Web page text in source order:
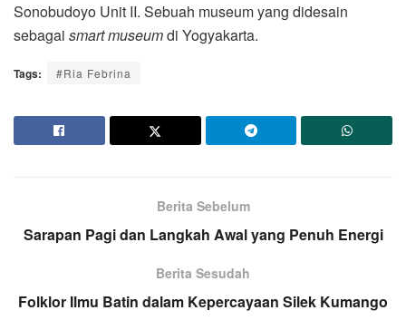
Sonobudoyo Unit II. Sebuah museum yang didesain
sebagai smart museumdi Yogyakarta.
Tags: #Ria Febrina
Berita Sebelum
Sarapan Pagi dan Langkah Awal yang Penuh Energi
Berita Sesudah
Folklor Ilmu Batin dalam Kepercayaan Silek Kumango